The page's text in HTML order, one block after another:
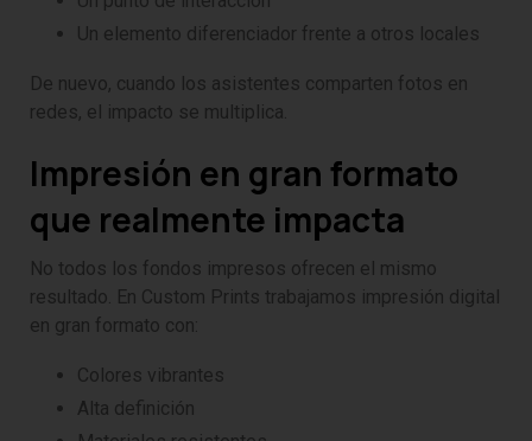
Un elemento diferenciador frente a otros locales
De nuevo, cuando los asistentes comparten fotos en
redes, el impacto se multiplica.
Impresión en gran formato
que realmente impacta
No todos los fondos impresos ofrecen el mismo
resultado. En Custom Prints trabajamos impresión digital
en gran formato con:
Colores vibrantes
Alta definición